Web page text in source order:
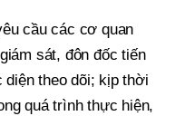
cầu các cơ quan
sát, đôn đốc tiến
theo dõi; kịp thời
quá trình thực hiện,